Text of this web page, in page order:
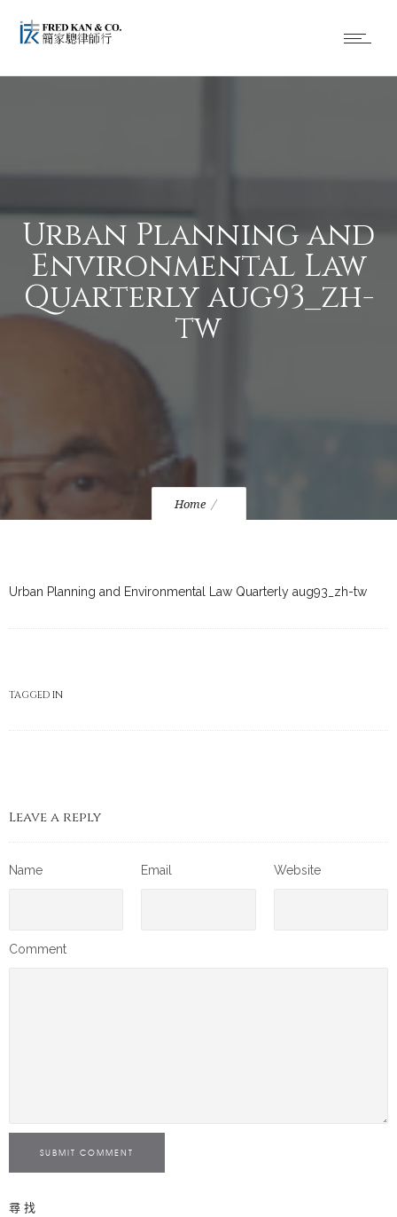
Urban Planning and
Environmental Law
Quarterly aug93_zh-
tw
Home
Urban Planning and Environmental Law Quarterly aug93_zh-tw
TAGGED IN
Leave a reply
Name Email Website
Comment
SUBMIT COMMENT
尋找